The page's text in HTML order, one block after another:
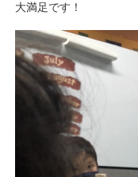
大満足です！